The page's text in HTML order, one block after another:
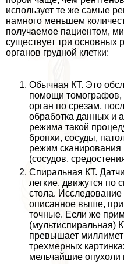
использует те же самые
намного меньшем
получаемое пациентом,
существует три основных
органов грудной клетки:
Обычная КТ. Это
помощи
орган по срезам,
обработка данных и
режима такой
бронхи, сосуды,
режим сканирования
(сосудов,
Спиральная КТ.
легкие, движутся по
стола.
описанное выше,
точные. Если же
(мультиспиральная)
превышает
трехмерных
мельчайшие опухоли